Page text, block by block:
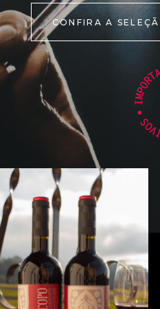
CONFIRA A